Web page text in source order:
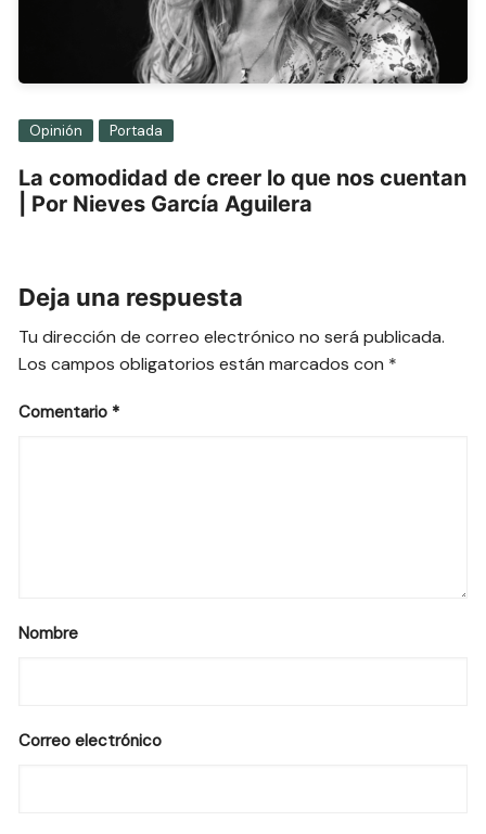
Opinión Portada
La comodidad de creer lo que nos cuentan
| Por Nieves García Aguilera
Deja una respuesta
Tu dirección de correo electrónico no será publicada.
Los campos obligatorios están marcados con *
Comentario *
Nombre
Correo electrónico